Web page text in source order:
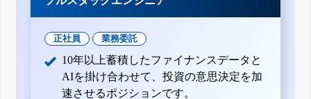
正社員 業務委託
10年以上蓄積したファイナンスデータと
AIを掛け合わせて、投資の意思決定を加
速させるポジションです。